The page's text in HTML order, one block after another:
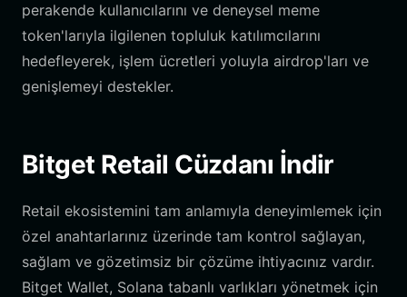
perakende kullanıcılarını ve deneysel meme
token'larıyla ilgilenen topluluk katılımcılarını
hedefleyerek, işlem ücretleri yoluyla airdrop'ları ve
genişlemeyi destekler.
Bitget Retail Cüzdanı İndir
Retail ekosistemini tam anlamıyla deneyimlemek için
özel anahtarlarınız üzerinde tam kontrol sağlayan,
sağlam ve gözetimsiz bir çözüme ihtiyacınız vardır.
Bitget Wallet, Solana tabanlı varlıkları yönetmek için